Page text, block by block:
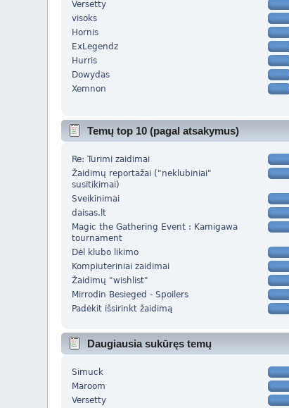
Versetty
visoks
Hornis
ExLegendz
Hurris
Dowydas
Xemnon
Temų top 10 (pagal atsakymus)
Re: Turimi zaidimai
Žaidimų reportažai ("neklubiniai"
susitikimai)
Sveikinimai
daisas.lt
Magic the Gathering Event : Kamigawa
tournament
Dėl klubo likimo
Kompiuteriniai zaidimai
Žaidimų "wishlist"
Mirrodin Besieged - Spoilers
Padėkit išsirinkt žaidimą
Daugiausia sukūręs temų
Simuck
Maroom
Versetty